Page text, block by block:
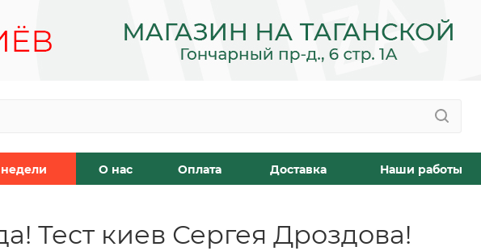
О нас Оплата Доставка Наши работы
Тест киев Сергея Дроздова!